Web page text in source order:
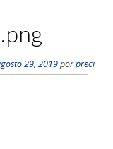
29, 2019porpreci